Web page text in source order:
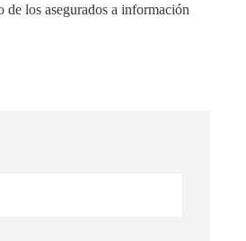
de los asegurados a información